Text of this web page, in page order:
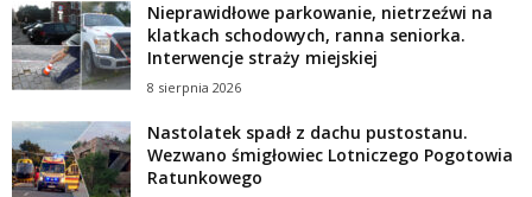
Nieprawidłowe parkowanie, nietrzeźwi na
klatkach schodowych, ranna seniorka.
Interwencje straży miejskiej
8 sierpnia 2026
Nastolatek spadł z dachu pustostanu.
Wezwano śmigłowiec Lotniczego Pogotowia
Ratunkowego